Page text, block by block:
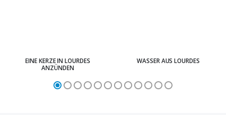
EINE KERZE IN LOURDES
ANZÜNDEN
WASSER AUS LOURDES